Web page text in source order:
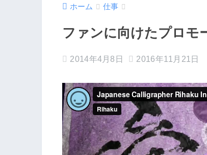
ホーム 仕事
ファンに向けたプロモ
2014年4月8日 2016年11月21日